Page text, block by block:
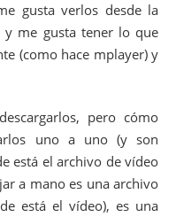
gusta verlos desde la
me gusta tener lo que
(como hace mplayer) y
pero cómo
uno a uno (y son
está el archivo de vídeo
a mano es una archivo
está el vídeo), es una